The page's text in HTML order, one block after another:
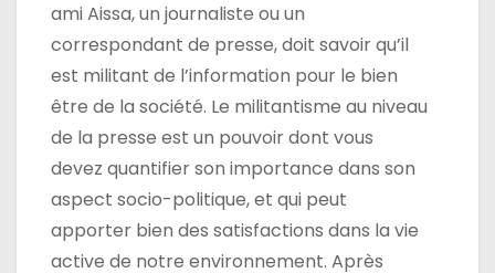
ami Aissa, un journaliste ou un
correspondant de presse, doit savoir qu’il
est militant de l’information pour le bien
être de la société. Le militantisme au niveau
de la presse est un pouvoir dont vous
devez quantifier son importance dans son
aspect socio-politique, et qui peut
apporter bien des satisfactions dans la vie
active de notre environnement. Après